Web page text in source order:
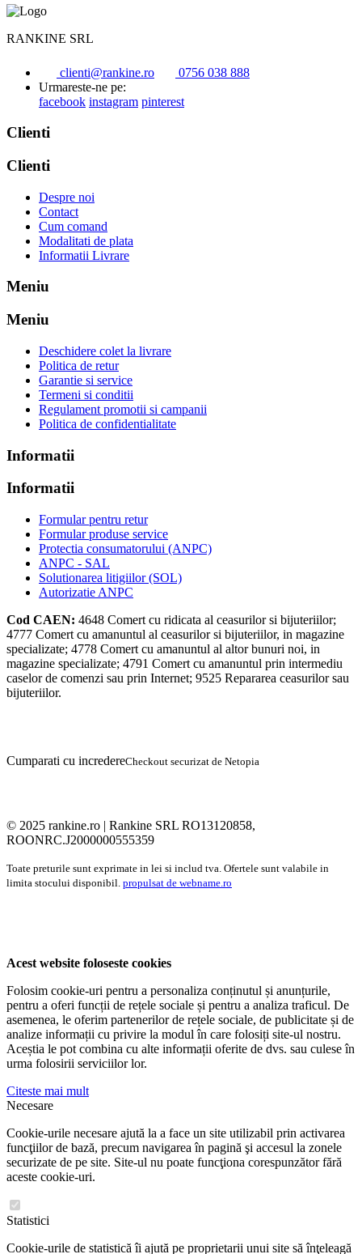
RANKINE SRL
clienti@rankine.ro
0756 038 888
Urmareste-ne pe:
facebook instagram pinterest
Clienti
Clienti
Despre noi
Contact
Cum comand
Modalitati de plata
Informatii Livrare
Meniu
Meniu
Deschidere colet la livrare
Politica de retur
Garantie si service
Termeni si conditii
Regulament promotii si campanii
Politica de confidentialitate
Informatii
Informatii
Formular pentru retur
Formular produse service
Protectia consumatorului (ANPC)
ANPC - SAL
Solutionarea litigiilor (SOL)
Autorizatie ANPC
Cod CAEN: 4648 Comert cu ridicata al ceasurilor si bijuteriilor;
4777 Comert cu amanuntul al ceasurilor si bijuteriilor, in magazine
specializate; 4778 Comert cu amanuntul al altor bunuri noi, in
magazine specializate; 4791 Comert cu amanuntul prin intermediu
caselor de comenzi sau prin Internet; 9525 Repararea ceasurilor sau
bijuteriilor.
Cumparati cu incredereCheckout securizat de Netopia
© 2025 rankine.ro | Rankine SRL RO13120858,
ROONRC.J2000000555359
Toate preturile sunt exprimate in lei si includ tva. Ofertele sunt valabile in
limita stocului disponibil. propulsat de webname.ro
Acest website foloseste cookies
Folosim cookie-uri pentru a personaliza conținutul și anunțurile,
pentru a oferi funcții de rețele sociale și pentru a analiza traficul. De
asemenea, le oferim partenerilor de rețele sociale, de publicitate și de
analize informații cu privire la modul în care folosiți site-ul nostru.
Aceștia le pot combina cu alte informații oferite de dvs. sau culese în
urma folosirii serviciilor lor.
Citeste mai mult
Necesare
Cookie-urile necesare ajută la a face un site utilizabil prin activarea
funcţiilor de bază, precum navigarea în pagină şi accesul la zonele
securizate de pe site. Site-ul nu poate funcţiona corespunzător fără
aceste cookie-uri.
Statistici
Cookie-urile de statistică îi ajută pe proprietarii unui site să înţeleagă